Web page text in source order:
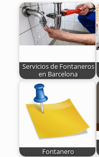
Servicios de Fontaneros
en Barcelona
Fontanero